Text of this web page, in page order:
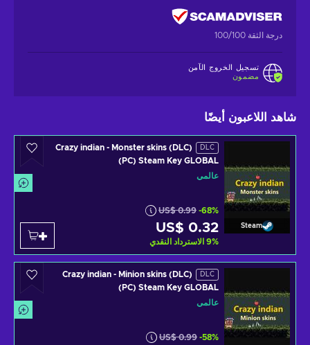
درجة الثقة 100/100
تسجيل الخروج الآمن
مضمون
شاهد اللاعبون أيضًا
Steam
DLC
Crazy indian - Monster skins (DLC)
(PC) Steam Key GLOBAL
عالمي
US$ 0.99 -68%
US$ 0.32
9% الاسترداد النقدي
DLC
Crazy indian - Minion skins (DLC)
(PC) Steam Key GLOBAL
عالمي
US$ 0.99 -58%